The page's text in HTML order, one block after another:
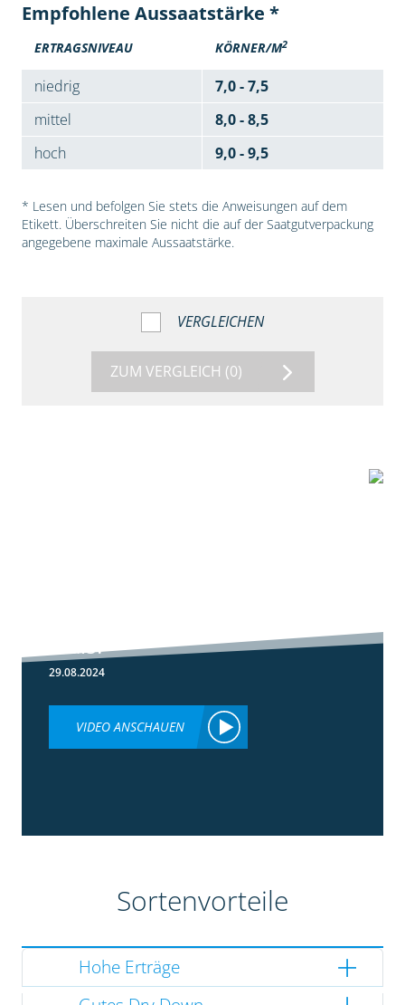
Empfohlene Aussaatstärke *
ERTRAGSNIVEAU KÖRNER/M2
niedrig
7,0 - 7,5
mittel
8,0 - 8,5
hoch
9,0 - 9,5
* Lesen und befolgen Sie stets die Anweisungen auf dem
Etikett. Überschreiten Sie nicht die auf der Saatgutverpackung
angegebene maximale Aussaatstärke.
VERGLEICHEN
ZUM VERGLEICH (0)
Mais?
29.08.2024
VIDEO ANSCHAUEN
Sortenvorteile
Hohe Erträge